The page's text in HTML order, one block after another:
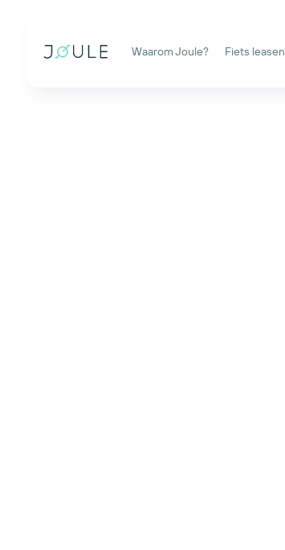
Waarom Joule? Fiets leasen